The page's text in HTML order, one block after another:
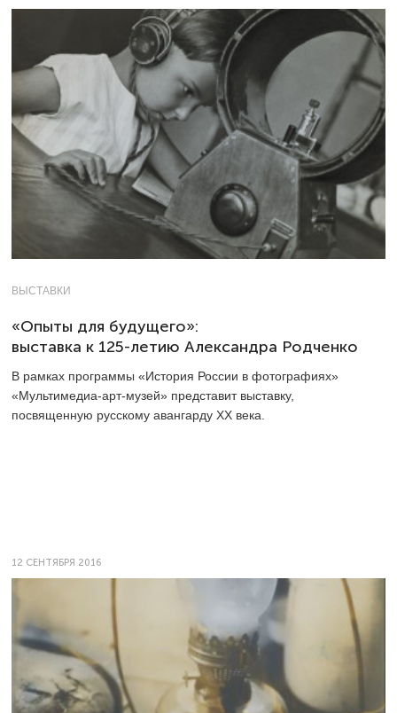
ВЫСТАВКИ
«Опыты для будущего»:
выставка к 125-летию Александра Родченко
В рамках программы «История России в фотографиях»
«Мультимедиа-арт-музей» представит выставку,
посвященную русскому авангарду XX века.
12 СЕНТЯБРЯ 2016